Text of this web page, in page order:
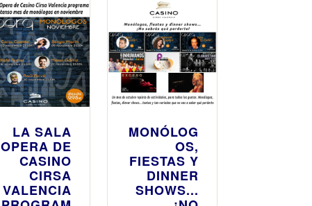
LA SALA
OPERA DE
CASINO
CIRSA
VALENCIA
MONÓLOG
OS,
FIESTAS Y
DINNER
SHOWS...